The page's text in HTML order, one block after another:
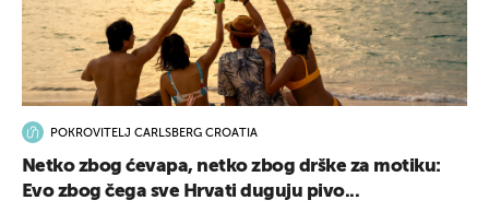
POKROVITELJ CARLSBERG CROATIA
Netko zbog ćevapa, netko zbog drške za motiku:
Evo zbog čega sve Hrvati duguju pivo...